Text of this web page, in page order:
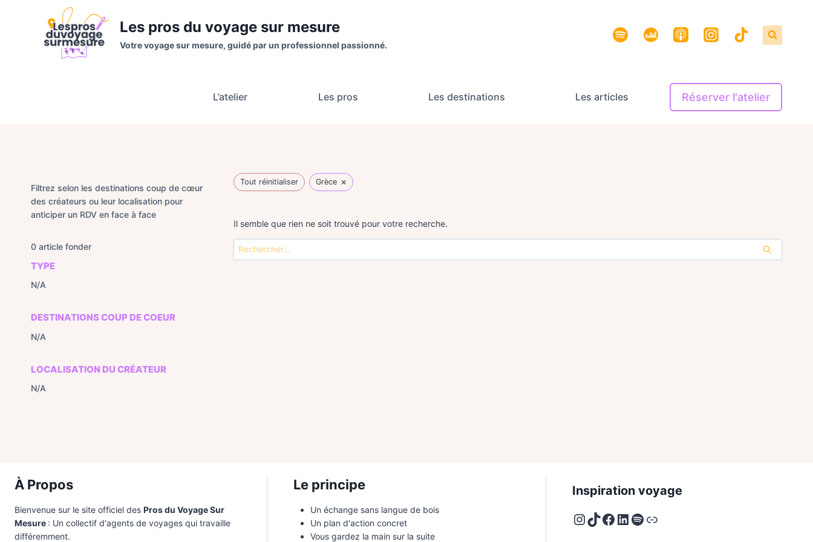
Les pros du voyage sur mesure
Votre voyage sur mesure, guidé par un professionnel passionné.
L’atelier Les pros Les destinations Les articles Réserver l'atelier
Tout réinitialiser Grèce ×
Il semble que rien ne soit trouvé pour votre recherche.
Rechercher :
Filtrez selon les destinations coup de cœur
des créateurs ou leur localisation pour
anticiper un RDV en face à face
0 article fonder
TYPE
N/A
DESTINATIONS COUP DE COEUR
N/A
LOCALISATION DU CRÉATEUR
N/A
À Propos
Bienvenue sur le site officiel des Pros du Voyage Sur
Mesure : Un collectif d'agents de voyages qui travaille
différemment.
Le principe
Un échange sans langue de bois
Un plan d'action concret
Vous gardez la main sur la suite
Inspiration voyage
Instagram
TikTok
Facebook
LinkedIn
Spotify
Deezer